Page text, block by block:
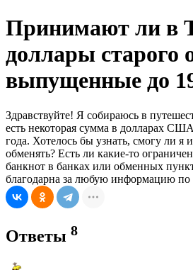
Принимают ли в
доллары старого
выпущенные до
Здравствуйте! Я собираюсь в
есть некоторая сумма в долларах
года. Хотелось бы узнать, смогу ли я
обменять? Есть ли какие-то
банкнот в банках или обменных
благодарна за любую информацию по
Ответы 8